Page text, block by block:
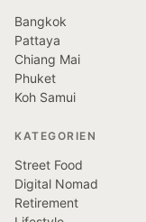
Bangkok
Pattaya
Chiang Mai
Phuket
Koh Samui
KATEGORIEN
Street Food
Digital Nomad
Retirement